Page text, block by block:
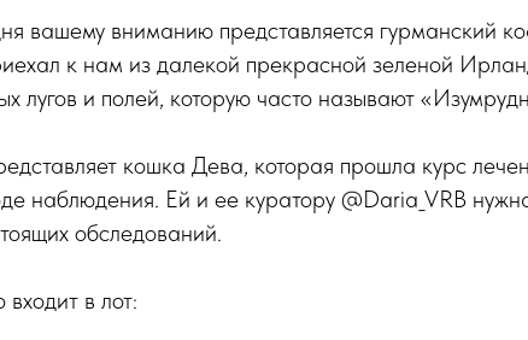
вашему вниманию представляется гурманский
к нам из далекой прекрасной зеленой
лугов и полей, которую часто называют
кошка Дева, которая прошла курс
наблюдения. Ей и ее куратору @Daria_VRB
обследований.
входит в лот: